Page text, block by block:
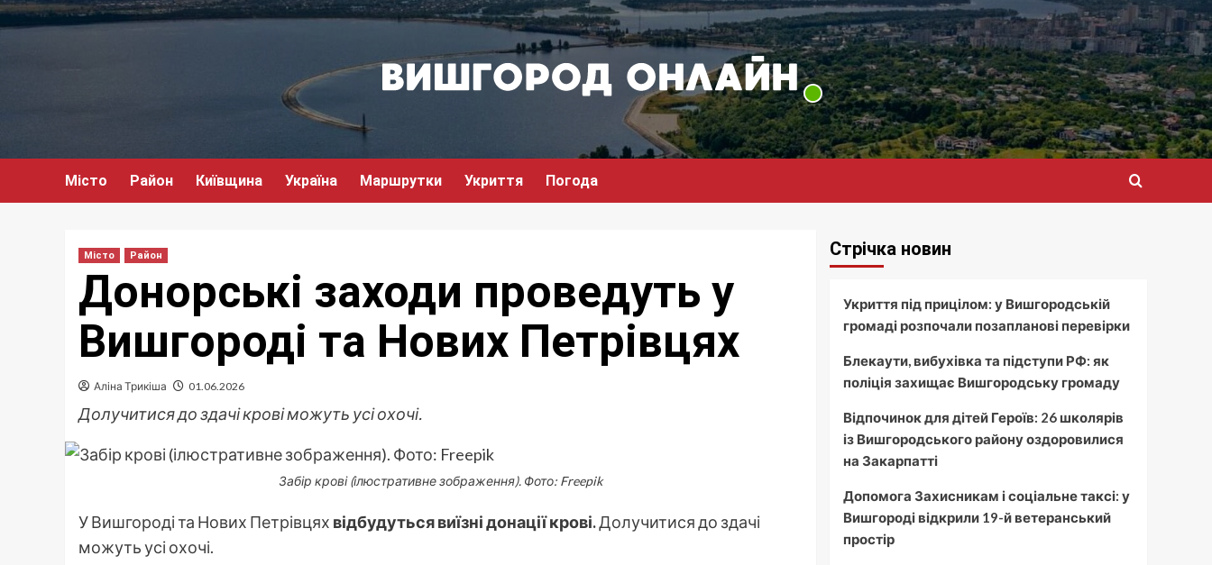
Перейти
до
Місто Район Київщина Україна Маршрутки Укриття Погода
Місто Район
Донорські заходи проведуть у
Вишгороді та Нових Петрівцях
Аліна Трикіша 01.06.2026
Долучитися до здачі крові можуть усі охочі.
Забір крові (ілюстративне зображення). Фото: Freepik
У Вишгороді та Нових Петрівцях відбудуться виїзні донації крові.Долучитися до здачі
можуть усі охочі.
Стрічка новин
Укриття під прицілом: у Вишгородській
громаді розпочали позапланові перевірки
Блекаути, вибухівка та підступи РФ: як
поліція захищає Вишгородську громаду
Відпочинок для дітей Героїв: 26 школярів
із Вишгородського району оздоровилися
на Закарпатті
Допомога Захисникам і соціальне таксі: у
Вишгороді відкрили 19-й ветеранський
простір